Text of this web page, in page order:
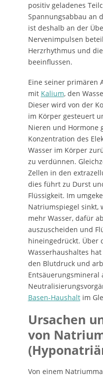
positiv geladenes
Spannungsabbau an
ist deshalb an der
Nervenimpulsen
Herzrhythmus und
beeinflussen.
Eine seiner primären
mit Kalium, den
Dieser wird von der
im Körper gesteuert
Nieren und Hormone
Konzentration des
Wasser im Körper
zu verdünnen.
Zellen in den
dies führt zu Durst
Flüssigkeit. Im
Natriumspiegel sinkt,
mehr Wasser, dafür
auszuscheiden und
hineingedrückt. Über
Wasserhaushaltes
den Blutdruck und
Entsäuerungsmineral
Basen-Haushaltim
Ursachen
von
Von einem